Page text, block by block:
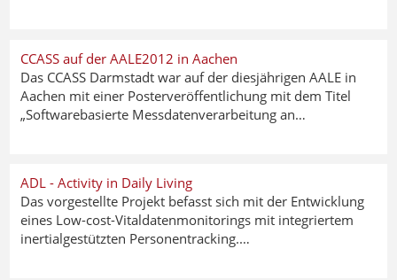
CCASS auf der AALE2012 in Aachen
Das CCASS Darmstadt war auf der diesjährigen AALE in
Aachen mit einer Posterveröffentlichung mit dem Titel
„Softwarebasierte Messdatenverarbeitung an…
ADL - Activity in Daily Living
Das vorgestellte Projekt befasst sich mit der Entwicklung
eines Low-cost-Vitaldatenmonitorings mit integriertem
inertialgestützten Personentracking.…